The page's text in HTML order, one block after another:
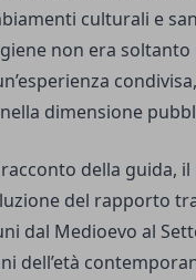
culturali e
non era
dimensione
della guida,
del rapporto
dal Medioevo al
dell’età